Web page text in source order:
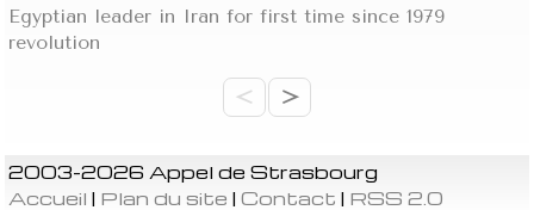
Egyptian leader in Iran for first time since 1979
revolution
< >
2003-2026 Appel de Strasbourg
Accueil | Plan du site |Contact | RSS 2.0